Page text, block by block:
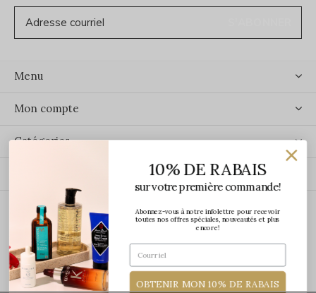
Menu
Mon compte
Catégories
ÉCRIVEZ-NOUS
10% DE RABAIS
sur votre première commande!
Abonnez-vous à notre infolettre pour recevoir
toutes nos offres spéciales, nouveautés et plus
encore!
OBTENIR MON 10% DE RABAIS